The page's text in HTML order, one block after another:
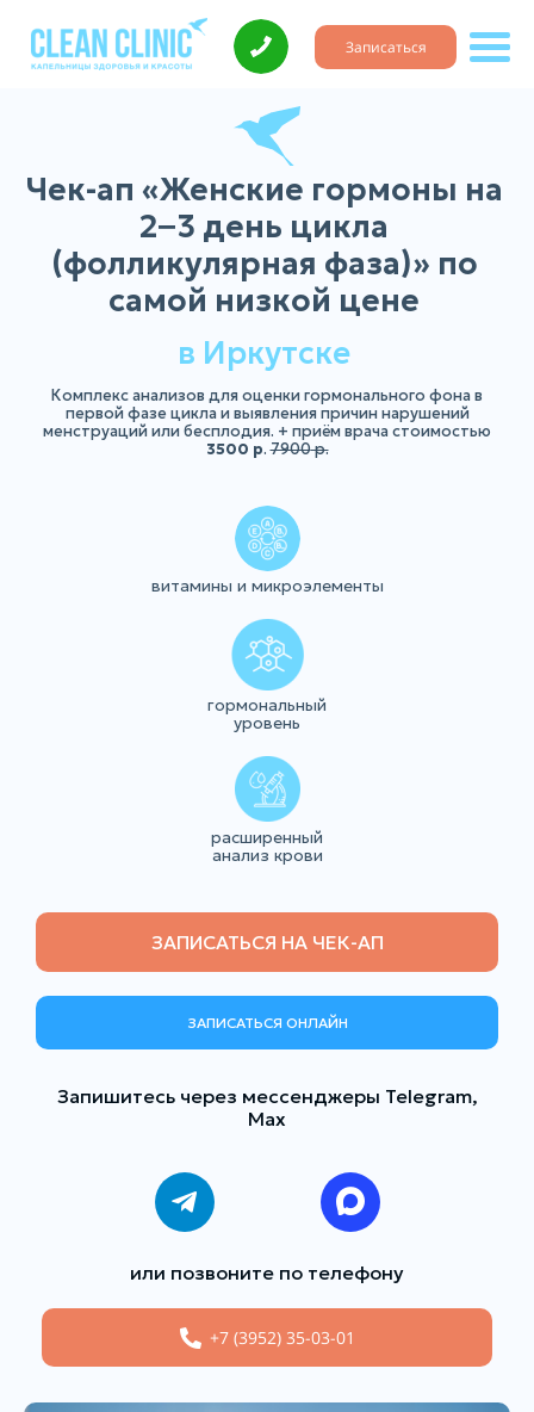
Записаться
Чек-ап «Женские гормоны на
2−3 день цикла
(фолликулярная фаза)» по
самой низкой цене
в Иркутске
Комплекс анализов для оценки гормонального фона в
первой фазе цикла и выявления причин нарушений
менструаций или бесплодия. + приём врача стоимостью
3500 р.7900р.
витамины и микроэлементы
гормональный
уровень
расширенный
анализ крови
ЗАПИСАТЬСЯ НА ЧЕК-АП
ЗАПИСАТЬСЯ ОНЛАЙН
Запишитесь через мессенджеры Telegram,
Max
или позвоните по телефону
+7 (3952) 35-03-01